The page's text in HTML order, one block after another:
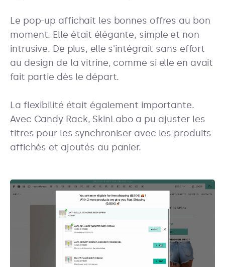
Le pop-up affichait les bonnes offres au bon
moment. Elle était élégante, simple et non
intrusive. De plus, elle s'intégrait sans effort
au design de la vitrine, comme si elle en avait
fait partie dès le départ.
La flexibilité était également importante.
Avec Candy Rack, SkinLabo a pu ajuster les
titres pour les synchroniser avec les produits
affichés et ajoutés au panier.